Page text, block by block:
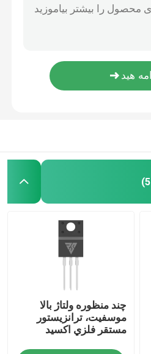
دیود اصلاح کننده کربید سیلیکون پایدار SBD استاندارد نظامی برای مدار PFC
چند منظوره ولتاژ بالا
موسفيت، ترانزيستور
مستقر فلزي اکسيد